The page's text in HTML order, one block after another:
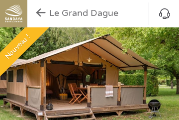
Le Grand Dague
Nouveau !